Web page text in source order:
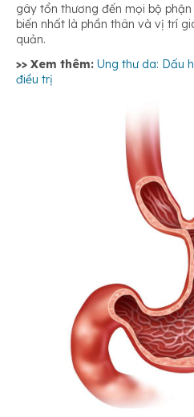
gây tổn thương đến mọi bộ
biến nhất là phần thân và vị trí
quản.
>> Xem thêm: Ung thư da: Dấu
điều trị